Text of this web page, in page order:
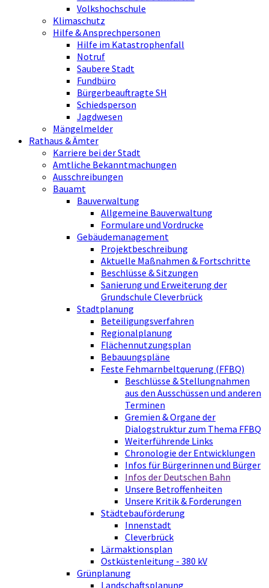
Volkshochschule
Klimaschutz
Hilfe & Ansprechpersonen
Hilfe im Katastrophenfall
Notruf
Saubere Stadt
Fundbüro
Bürgerbeauftragte SH
Schiedsperson
Jagdwesen
Mängelmelder
Rathaus & Ämter
Karriere bei der Stadt
Amtliche Bekanntmachungen
Ausschreibungen
Bauamt
Bauverwaltung
Allgemeine Bauverwaltung
Formulare und Vordrucke
Gebäudemanagement
Projektbeschreibung
Aktuelle Maßnahmen & Fortschritte
Beschlüsse & Sitzungen
Sanierung und Erweiterung der
Grundschule Cleverbrück
Stadtplanung
Beteiligungsverfahren
Regionalplanung
Flächennutzungsplan
Bebauungspläne
Feste Fehmarnbeltquerung (FFBQ)
Beschlüsse & Stellungnahmen
aus den Ausschüssen und anderen
Terminen
Gremien & Organe der
Dialogstruktur zum Thema FFBQ
Weiterführende Links
Chronologie der Entwicklungen
Infos für Bürgerinnen und Bürger
Infos der Deutschen Bahn
Unsere Betroffenheiten
Unsere Kritik & Forderungen
Städtebauförderung
Innenstadt
Cleverbrück
Lärmaktionsplan
Ostküstenleitung - 380 kV
Grünplanung
Landschaftsplanung